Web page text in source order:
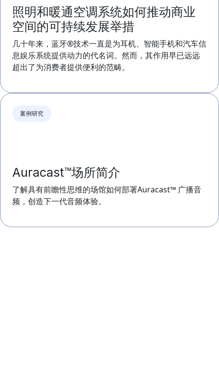
照明和暖通空调系统如何推动商业
空间的可持续发展举措
几十年来，蓝牙®技术一直是为耳机、智能手机和汽车信
息娱乐系统提供动力的代名词。然而，其作用早已远远
超出了为消费者提供便利的范畴。
案例研究
Auracast™场所简介
了解具有前瞻性思维的场馆如何部署Auracast™ 广播音
频，创造下一代音频体验。